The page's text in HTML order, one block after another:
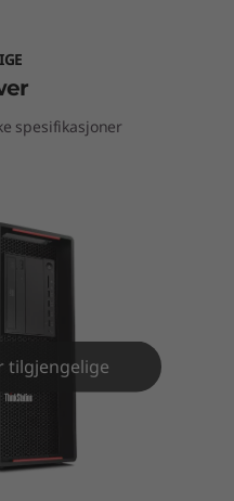
spesifikasjoner
tilgjengelige